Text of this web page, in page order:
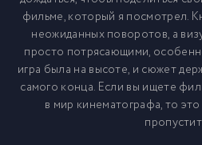
фильме, который я посмотрел.
неожиданных поворотов, а
просто потрясающими,
игра была на высоте, и сюжет
самого конца. Если вы ищете
в мир кинематографа, то